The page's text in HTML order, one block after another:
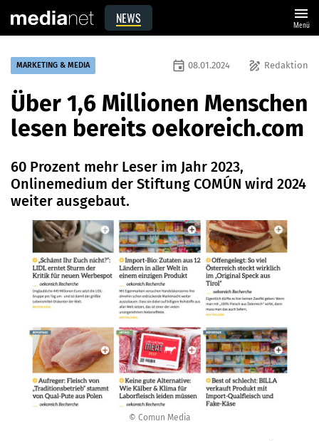
NEWS menu
Menü
© Comun Media
MARKETING & MEDIA draw Redaktion
event 08.01.2024
Über 1,6 Millionen Menschen
lesen bereits oekoreich.com
60 Prozent mehr Leser im Jahr 2023,
Onlinemedium der Stiftung COMÚN wird 2024
weiter ausgebaut.